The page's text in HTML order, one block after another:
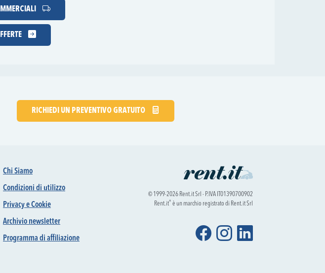
RICHIEDI UN PREVENTIVO GRATUITO
Chi Siamo
Condizioni di utilizzo
Privacy e Cookie
Archivio newsletter
Programma di affiliazione
© 1999-2026 Rent.it Srl - P.IVA IT01390700902
Rent.it® è un marchio registrato di Rent.it Srl